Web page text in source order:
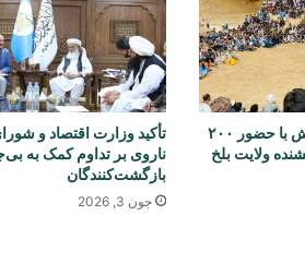
برگزاری مسابقات کورش با حضور ۲۰۰
ولایت بلخ
تأکید وزارت اقتصاد و
ناروی بر تداوم کمک به
بازگشت‌کنندگان
جون 3, 2026